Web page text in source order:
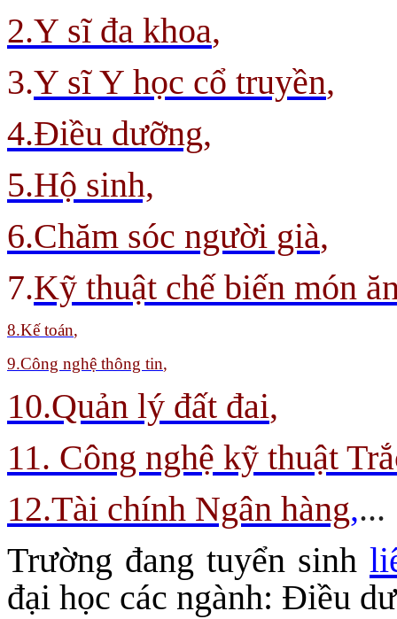
2.Y sĩ đa khoa,
3.Y sĩ Y học cổ truyền,
4.Điều dưỡng,
5.Hộ sinh,
6.Chăm sóc người già,
7.Kỹ thuật chế biến món
8.Kế toán,
9.Công nghệ thông tin,
10.Quản lý đất đai,
11. Công nghệ kỹ thuật
12.Tài chính Ngân hàng,...
Trường đang tuyển sinh
đại học các ngành: Điều